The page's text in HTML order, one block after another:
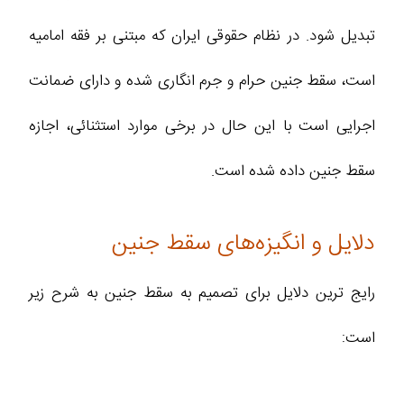
تبدیل شود. در نظام حقوقی ایران که مبتنی بر فقه امامیه
است، سقط جنین حرام و جرم انگاری شده و دارای ضمانت
اجرایی است با این حال در برخی موارد استثنائی، اجازه
سقط جنین داده شده است.
دلایل و انگیزه‌های سقط جنین
رایج‌ ترین دلایل برای تصمیم به سقط جنین به شرح زیر
است: